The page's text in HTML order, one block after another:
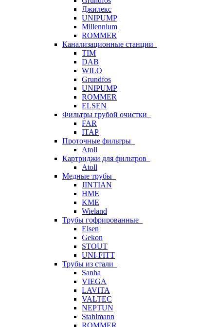
Джилекс
UNIPUMP
Millennium
ROMMER
Канализационные станции
TIM
DAB
WILO
Grundfos
UNIPUMP
ROMMER
ELSEN
Фильтры грубой очистки
FAR
ITAP
Проточные фильтры
Atoll
Картриджи для фильтров
Atoll
Медные трубы
JINTIAN
HME
KME
Wieland
Трубы гофрированные
Elsen
Gekon
STOUT
UNI-FITT
Трубы из стали
Sanha
VIEGA
LAVITA
VALTEC
NEPTUN
Stahlmann
ROMMER